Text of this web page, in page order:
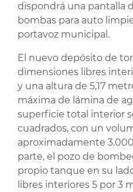
dispondrá una pantalla
bombas para auto
portavoz municipal.
El nuevo depósito de
dimensiones libres
y una altura de 5,17
máxima de lámina de
superficie total interior
cuadrados, con un
aproximadamente
parte, el pozo de
propio tanque en su
libres interiores 5 por 3